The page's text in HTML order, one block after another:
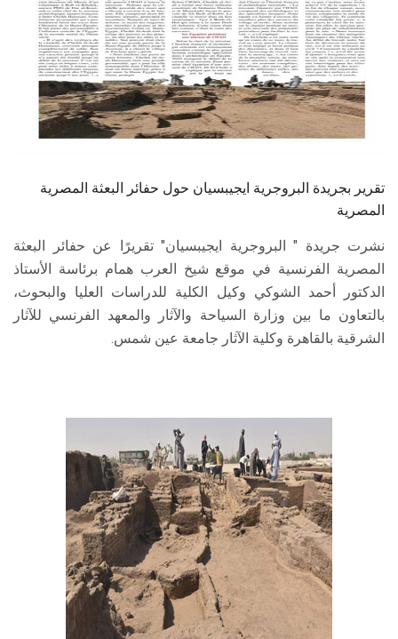
الدراسات العليا
الخريجين
الموظفون
تقرير بجريدة البروجرية ايجيبسيان حول حفائر البعثة المصرية
المصرية
نشرت جريدة " البروجرية ايجيبسيان" تقريرًا عن حفائر البعثة
المصرية الفرنسية في موقع شيخ العرب همام برئاسة الأستاذ
الدكتور أحمد الشوكي وكيل الكلية للدراسات العليا والبحوث،
بالتعاون ما بين وزارة السياحة والآثار والمعهد الفرنسي للآثار
الشرقية بالقاهرة وكلية الآثار جامعة عين شمس.